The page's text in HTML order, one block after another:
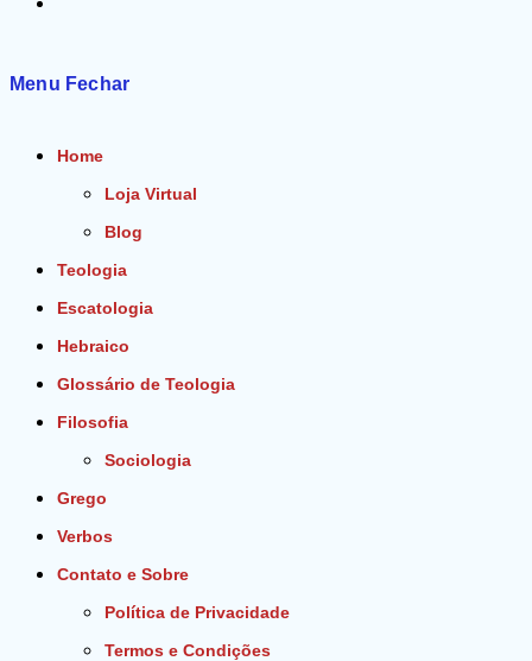
Menu Fechar
Home
Loja Virtual
Blog
Teologia
Escatologia
Hebraico
Glossário de Teologia
Filosofia
Sociologia
Grego
Verbos
Contato e Sobre
Política de Privacidade
Termos e Condições